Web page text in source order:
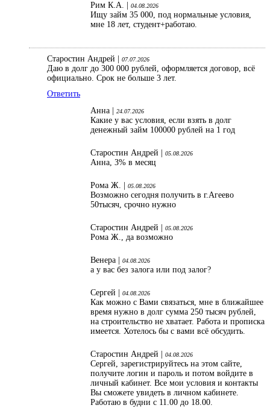
Рим К.А. | 04.08.2026
Ищу займ 35 000, под нормальные условия,
мне 18 лет, студент+работаю.
Старостин Андрей | 07.07.2026
Даю в долг до 300 000 рублей, оформляется договор, всё
официально. Срок не больше 3 лет.
Ответить
Анна |
24.07.2026
Какие у вас условия, если взять в долг
денежный займ 100000 рублей на 1 год
Старостин Андрей | 05.08.2026
Анна, 3% в месяц
Рома Ж. | 05.08.2026
Возможно сегодня получить в г.Агеево
50тысяч, срочно нужно
Старостин Андрей | 05.08.2026
Рома Ж., да возможно
Венера | 04.08.2026
а у вас без залога или под залог?
Сергей | 04.08.2026
Как можно с Вами связаться, мне в ближайшее
время нужно в долг сумма 250 тысяч рублей,
на строительство не хватает. Работа и прописка
имеется. Хотелось бы с вами всё обсудить.
Старостин Андрей | 04.08.2026
Сергей, зарегистрируйтесь на этом сайте,
получите логин и пароль и потом войдите в
личный кабинет. Все мои условия и контакты
Вы сможете увидеть в личном кабинете.
Работаю в будни с 11.00 до 18.00.